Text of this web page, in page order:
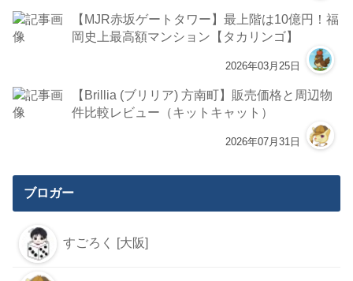
【MJR赤坂ゲートタワー】最上階は10億円！福
岡史上最高額マンション【タカリンゴ】
2026年03月25日
【Brillia (ブリリア) 方南町】販売価格と周辺物
件比較レビュー（キットキャット）
2026年07月31日
ブロガー
すごろく [大阪]